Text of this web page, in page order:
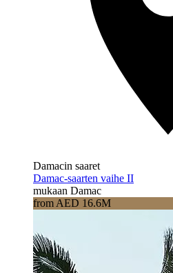
Damacin saaret
Damac-saarten vaihe II
mukaan Damac
from AED 16.6M